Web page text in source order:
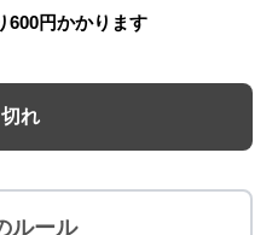
600円かかります
れ
ルール